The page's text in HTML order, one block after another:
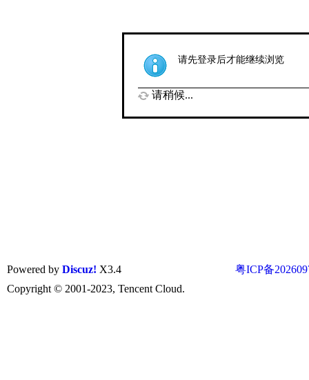
请先登录后才能继续浏览
请稍候...
粤ICP备
Powered by Discuz! X3.4
Copyright © 2001-2023, Tencent Cloud.